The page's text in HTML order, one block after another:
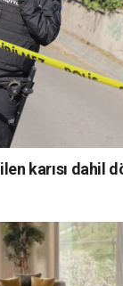
karısı dahil